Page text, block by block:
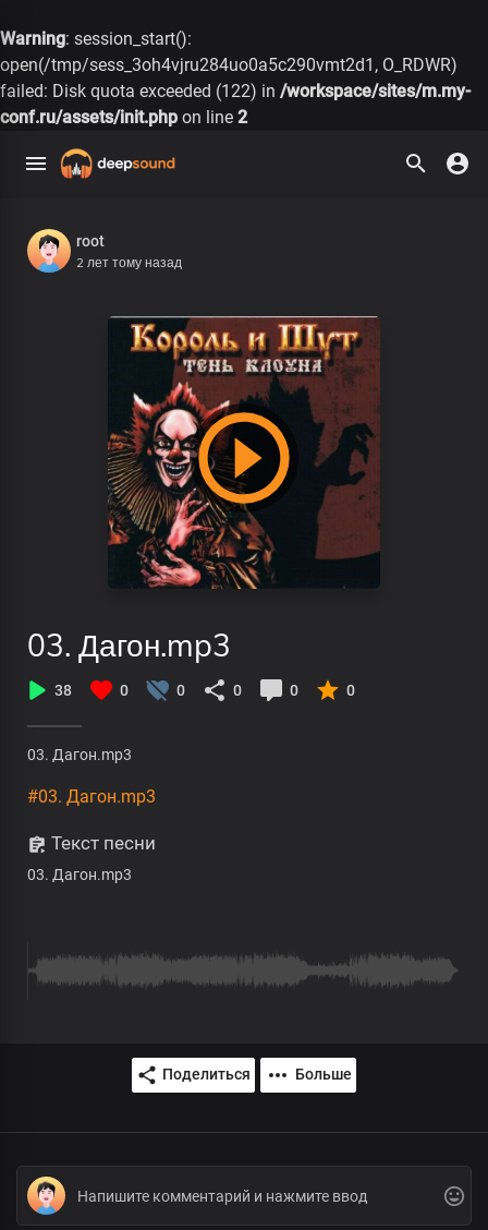
Warning: session_start():
open(/tmp/sess_3oh4vjru284uo0a5c290vmt2d1, O_RDWR)
failed: Disk quota exceeded (122) in /workspace/sites/m.my-
conf.ru/assets/init.php on line 2
root
2 лет тому назад
03. Дагон.mp3
38 0 0 0 0 0
03. Дагон.mp3
#03. Дагон.mp3
Текст песни
03. Дагон.mp3
Поделиться Больше